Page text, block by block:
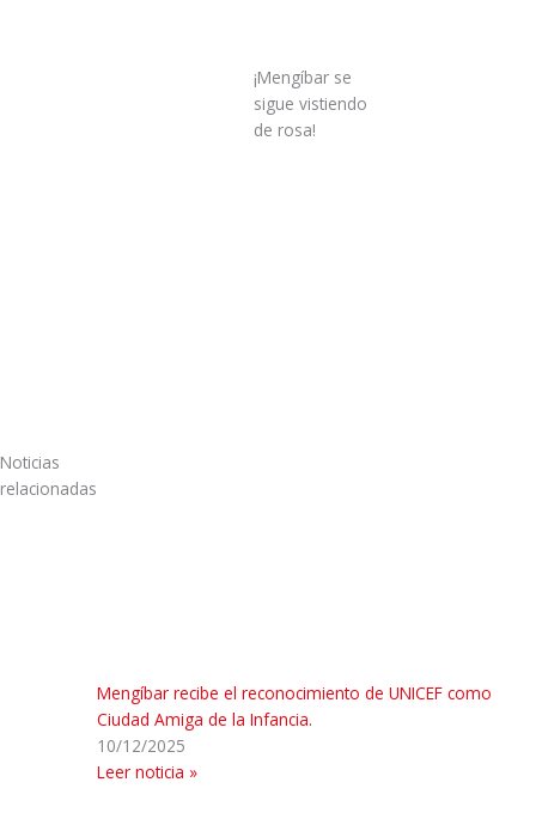
¡Mengíbar se
sigue vistiendo
de rosa!
Noticias
relacionadas
Mengíbar recibe el reconocimiento de UNICEF como
Ciudad Amiga de la Infancia.
10/12/2025
Leer noticia »